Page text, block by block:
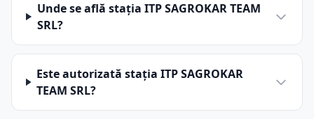
Unde se află stația ITP SAGROKAR TEAM
SRL?
Este autorizată stația ITP SAGROKAR
TEAM SRL?